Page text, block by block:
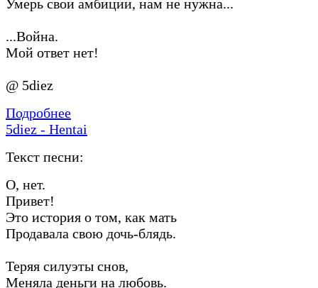
Умерь свои амбиции, нам не нужна...
...Война.
Мой ответ нет!
@ 5diez
Подробнее
5diez - Hentai
Текст песни:
О, нет.
Привет!
Это история о том, как мать
Продавала свою дочь-блядь.
Теряя силуэты снов,
Меняла деньги на любовь.